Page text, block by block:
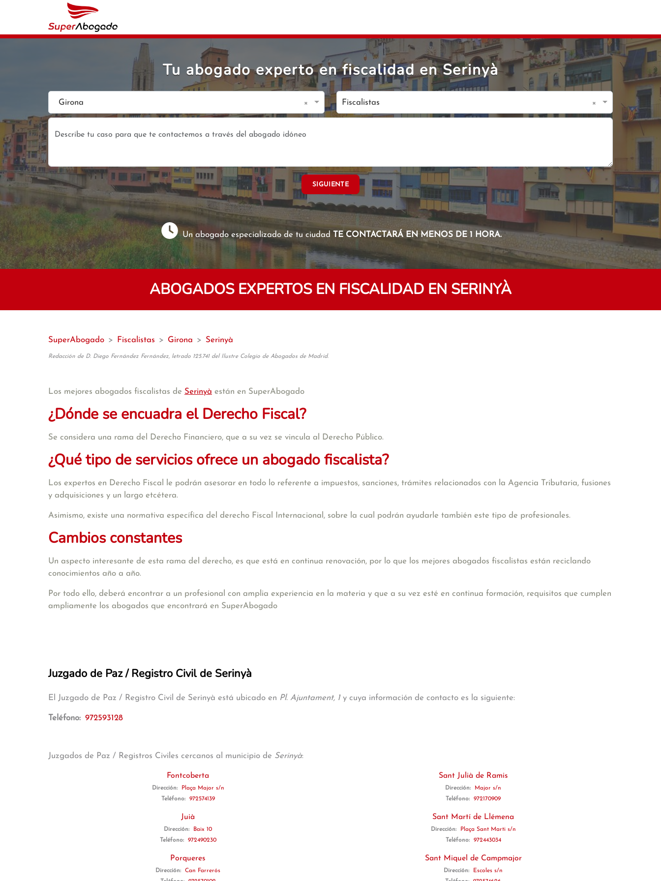
Tu abogado experto en fiscalidad en Serinyà
Girona × Fiscalistas ×
SIGUIENTE
Un abogado especializado de tu ciudad TE CONTACTARÁ EN MENOS DE 1 HORA.
ABOGADOS EXPERTOS EN FISCALIDAD EN SERINYÀ
SuperAbogado > Fiscalistas > Girona > Serinyà
Redacción de D. Diego Fernández Fernández, letrado 125.741 del Ilustre Colegio de Abogados de Madrid.
Los mejores abogados fiscalistas de Serinyà están en SuperAbogado
¿Dónde se encuadra el Derecho Fiscal?
Se considera una rama del Derecho Financiero, que a su vez se vincula al Derecho Público.
¿Qué tipo de servicios ofrece un abogado fiscalista?
Los expertos en Derecho Fiscal le podrán asesorar en todo lo referente a impuestos, sanciones, trámites relacionados con la Agencia Tributaria, fusiones
y adquisiciones y un largo etcétera.
Asimismo, existe una normativa específica del derecho Fiscal Internacional, sobre la cual podrán ayudarle también este tipo de profesionales.
Cambios constantes
Un aspecto interesante de esta rama del derecho, es que está en continua renovación, por lo que los mejores abogados fiscalistas están reciclando
conocimientos año a año.
Por todo ello, deberá encontrar a un profesional con amplia experiencia en la materia y que a su vez esté en continua formación, requisitos que cumplen
ampliamente los abogados que encontrará en SuperAbogado
Juzgado de Paz / Registro Civil de Serinyà
El Juzgado de Paz / Registro Civil de Serinyà está ubicado en Pl. Ajuntament, 1y cuya información de contacto es la siguiente:
Teléfono: 972593128
Juzgados de Paz / Registros Civiles cercanos al municipio de Serinyà:
Fontcoberta
Dirección:
Plaça Major s/n
Teléfono:
972574139
Juià
Dirección:
Baix 10
Teléfono:
972490230
Porqueres
Dirección:
Can Farrerós
Sant Julià de Ramis
Dirección:
Major s/n
Teléfono:
972170909
Sant Martí de Llémena
Dirección:
Plaça Sant Marti s/n
Teléfono:
972443034
Sant Miquel de Campmajor
Dirección:
Escoles s/n